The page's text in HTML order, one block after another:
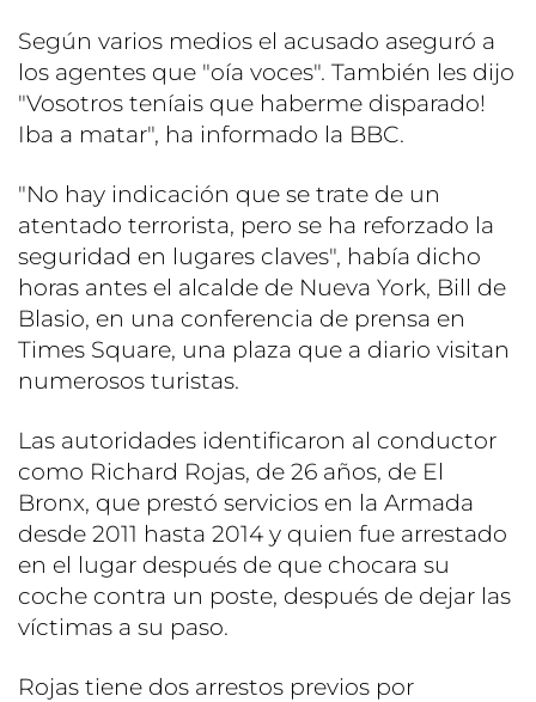
Según varios medios el acusado aseguró a
los agentes que "oía voces". También les dijo
"Vosotros teníais que haberme disparado!
Iba a matar", ha informado la BBC.
"No hay indicación que se trate de un
atentado terrorista, pero se ha reforzado la
seguridad en lugares claves", había dicho
horas antes el alcalde de Nueva York, Bill de
Blasio, en una conferencia de prensa en
Times Square, una plaza que a diario visitan
numerosos turistas.
Las autoridades identificaron al conductor
como Richard Rojas, de 26 años, de El
Bronx, que prestó servicios en la Armada
desde 2011 hasta 2014 y quien fue arrestado
en el lugar después de que chocara su
coche contra un poste, después de dejar las
víctimas a su paso.
Rojas tiene dos arrestos previos por